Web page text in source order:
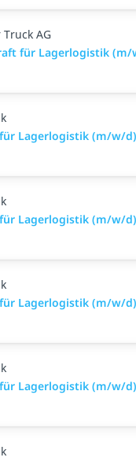
AG
für Lagerlogistik (m/
Lagerlogistik (m/w/d)
Lagerlogistik (m/w/d)
Lagerlogistik (m/w/d)
Lagerlogistik (m/w/d)